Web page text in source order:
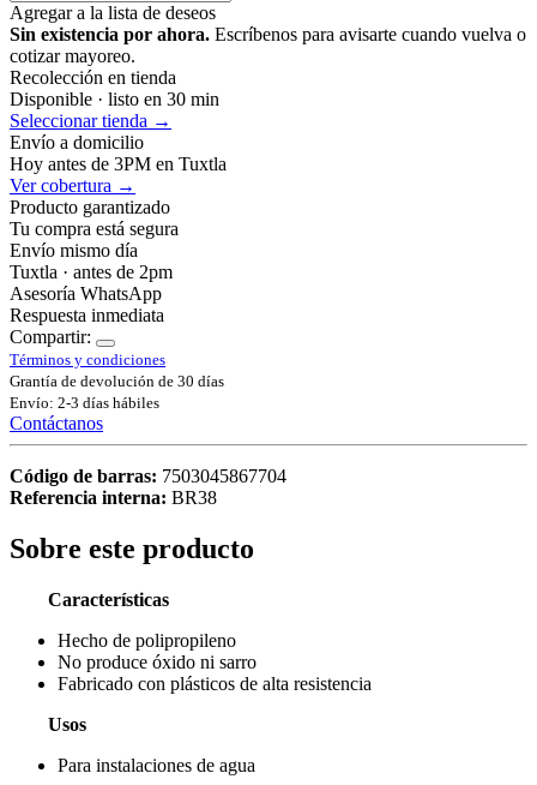
Agregar a la lista de deseos
Sin existencia por ahora. Escríbenos para avisarte cuando vuelva o
cotizar mayoreo.
Recolección en tienda
Disponible · listo en 30 min
Seleccionar tienda →
Envío a domicilio
Hoy antes de 3PM en Tuxtla
Ver cobertura →
Producto garantizado
Tu compra está segura
Envío mismo día
Tuxtla · antes de 2pm
Asesoría WhatsApp
Respuesta inmediata
Compartir:
Términos y condiciones
Grantía de devolución de 30 días
Envío: 2-3 días hábiles
Contáctanos
Código de barras: 7503045867704
Referencia interna: BR38
Sobre este producto
Características
Hecho de polipropileno
No produce óxido ni sarro
Fabricado con plásticos de alta resistencia
Usos
Para instalaciones de agua